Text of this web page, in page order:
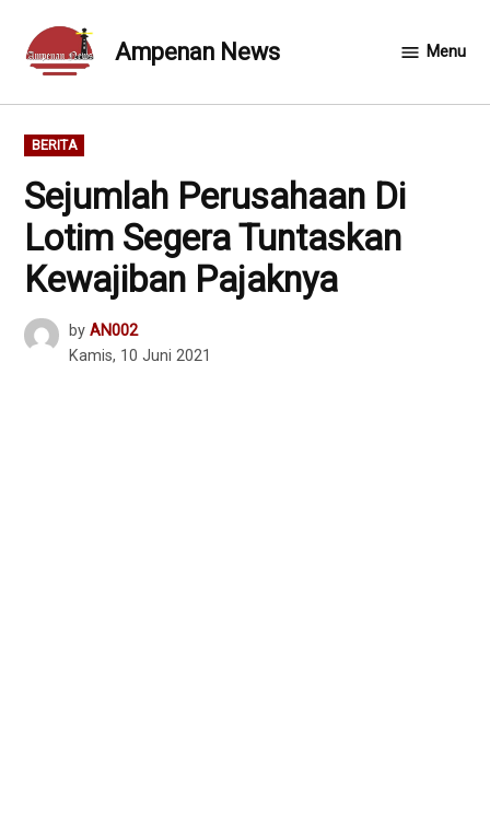
content
Ampenan News Menu
POSTED
IN
BERITA
Sejumlah Perusahaan Di
Lotim Segera Tuntaskan
Kewajiban Pajaknya
by AN002
Kamis, 10 Juni 2021